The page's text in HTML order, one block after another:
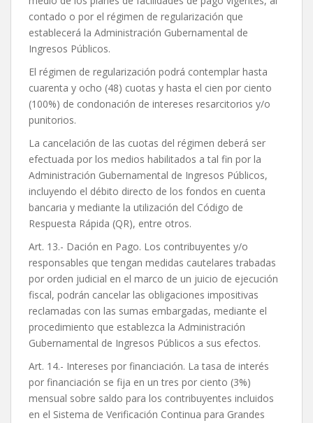
contado o por el régimen de regularización que
establecerá la Administración Gubernamental de
Ingresos Públicos.
El régimen de regularización podrá contemplar hasta
cuarenta y ocho (48) cuotas y hasta el cien por ciento
(100%) de condonación de intereses resarcitorios y/o
punitorios.
La cancelación de las cuotas del régimen deberá ser
efectuada por los medios habilitados a tal fin por la
Administración Gubernamental de Ingresos Públicos,
incluyendo el débito directo de los fondos en cuenta
bancaria y mediante la utilización del Código de
Respuesta Rápida (QR), entre otros.
Art. 13.- Dación en Pago. Los contribuyentes y/o
responsables que tengan medidas cautelares trabadas
por orden judicial en el marco de un juicio de ejecución
fiscal, podrán cancelar las obligaciones impositivas
reclamadas con las sumas embargadas, mediante el
procedimiento que establezca la Administración
Gubernamental de Ingresos Públicos a sus efectos.
Art. 14.- Intereses por financiación. La tasa de interés
por financiación se fija en un tres por ciento (3%)
mensual sobre saldo para los contribuyentes incluidos
en el Sistema de Verificación Continua para Grandes